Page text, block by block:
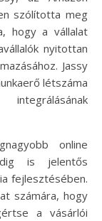
szólította meg
hogy a vállalat
nyitottan
Jassy
létszáma
online
is jelentős
fejlesztésében.
számára, hogy
a vásárlói